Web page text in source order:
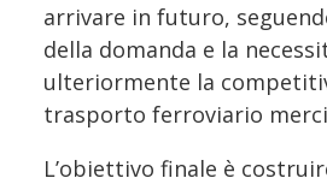
arrivare in futuro,
della domanda e la
ulteriormente la
trasporto ferroviario
L’obiettivo finale è